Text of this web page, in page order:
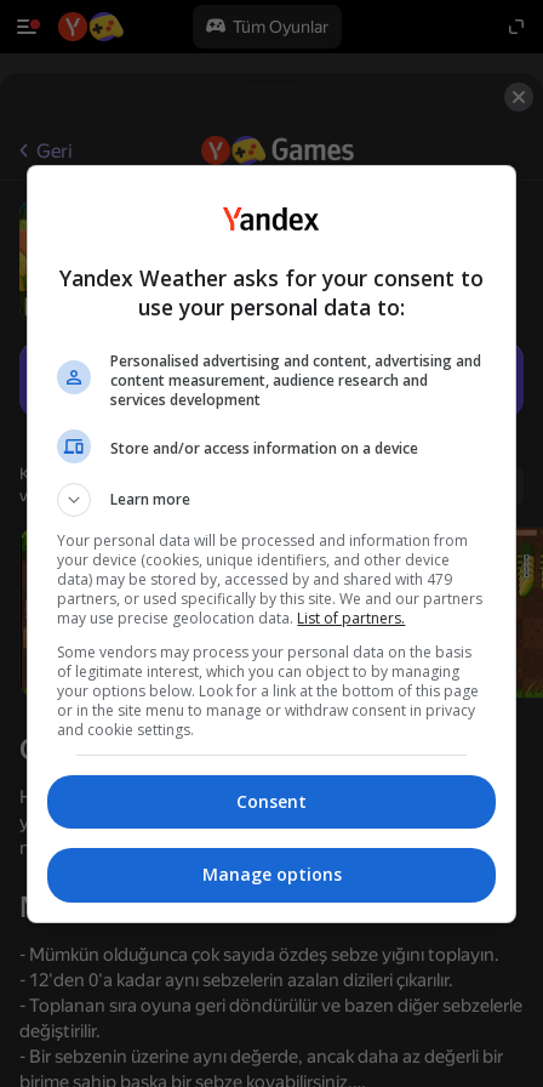
Tüm Oyunlar
Cihazı döndürün
Oyun sadece cihaz yatay duruma
getirildiğinde çalışır
OYNA
Apple Worm
36
Stack Fire Ball
Brainrot Evolution: Clicker
Geri
Solitaire Harvest
Kart
Masa Oyunları
Oyna
Kullanıcı adı ile giriş yapmanız, oyunda ulaştığınız düzeyi
ve tüm başarılarınızı kaydetmenizi sağlar
Oyun hakkında
Heyecan verici bir solitaire oyunu! Rahatlayın ve bundan
yararlanın! Çiftliğinizden sebze hasat edin! Her sebzeye bir
numara atanır; onları doğru sırayla düzenleyin!
Nasıl oynanır?
- Mümkün olduğunca çok sayıda özdeş sebze yığını toplayın.
- 12'den 0'a kadar aynı sebzelerin azalan dizileri çıkarılır.
- Toplanan sıra oyuna geri döndürülür ve bazen diğer sebzelerle
değiştirilir.
- Bir sebzenin üzerine aynı değerde, ancak daha az değerli bir
birime sahip başka bir sebze koyabilirsiniz.
Yandex Weather asks for your consent to
use your personal data to:
Personalised advertising and content, advertising and
content measurement, audience research and
services development
Store and/or access information on a device
Learn more
Your personal data will be processed and information from
your device (cookies, unique identifiers, and other device
data) may be stored by, accessed by and shared with 479
partners, or used specifically by this site. We and our partners
may use precise geolocation data. List of partners.
Some vendors may process your personal data on the basis
of legitimate interest, which you can object to by managing
your options below. Look for a link at the bottom of this page
or in the site menu to manage or withdraw consent in privacy
and cookie settings.
Consent
Manage options